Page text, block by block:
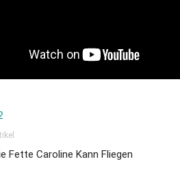
Fette Caroline Kann Fliegen